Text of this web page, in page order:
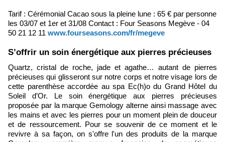
Tarif : Cérémonial Cacao sous la pleine lune : 65 € par personne
les 03/07 et 1er et 31/08 Contact : Four Seasons Megève - 04
50 21 12 11 www.fourseasons.com/fr/megeve
S’offrir un soin énergétique aux pierres précieuses
Quartz, cristal de roche, jade et agathe… autant de pierres
précieuses qui glisseront sur notre corps et notre visage lors de
cette parenthèse accordée au spa Ec(h)o du Grand Hôtel du
Soleil d’Or. Le soin énergétique aux pierres précieuses
proposée par la marque Gemology alterne ainsi massage avec
les mains et avec les pierres pour un moment plein de douceur
et de ressourcement. Pour se souvenir de ce moment et le
revivre à sa façon, on s'offre l'un des produits de la marque